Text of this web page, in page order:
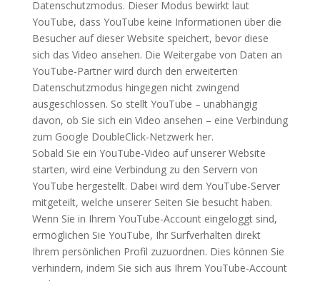
Datenschutzmodus. Dieser Modus bewirkt laut
YouTube, dass YouTube keine Informationen über die
Besucher auf dieser Website speichert, bevor diese
sich das Video ansehen. Die Weitergabe von Daten an
YouTube-Partner wird durch den erweiterten
Datenschutzmodus hingegen nicht zwingend
ausgeschlossen. So stellt YouTube – unabhängig
davon, ob Sie sich ein Video ansehen – eine Verbindung
zum Google DoubleClick-Netzwerk her.
Sobald Sie ein YouTube-Video auf unserer Website
starten, wird eine Verbindung zu den Servern von
YouTube hergestellt. Dabei wird dem YouTube-Server
mitgeteilt, welche unserer Seiten Sie besucht haben.
Wenn Sie in Ihrem YouTube-Account eingeloggt sind,
ermöglichen Sie YouTube, Ihr Surfverhalten direkt
Ihrem persönlichen Profil zuzuordnen. Dies können Sie
verhindern, indem Sie sich aus Ihrem YouTube-Account